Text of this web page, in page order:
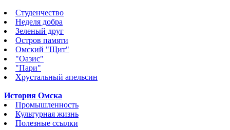
Студенчество
Неделя добра
Зеленый друг
Остров памяти
Омский "Щит"
"Оазис"
"Пари"
Хрустальный апельсин
История Омска
Промышленность
Культурная жизнь
Полезные ссылки